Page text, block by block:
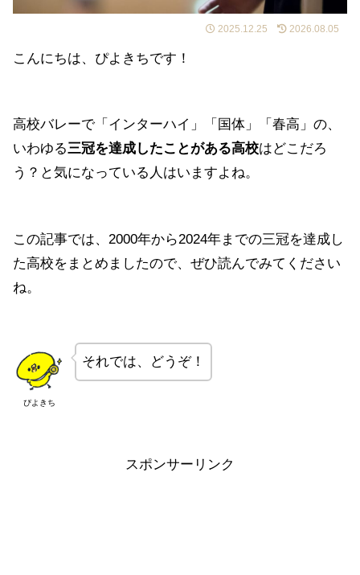
2025.12.25 2026.08.05
こんにちは、ぴよきちです！
高校バレーで「インターハイ」「国体」「春高」の、
いわゆる三冠を達成したことがある高校はどこだろ
う？と気になっている人はいますよね。
この記事では、2000年から2024年までの三冠を達成し
た高校をまとめましたので、ぜひ読んでみてください
ね。
ぴよきち
それでは、どうぞ！
スポンサーリンク